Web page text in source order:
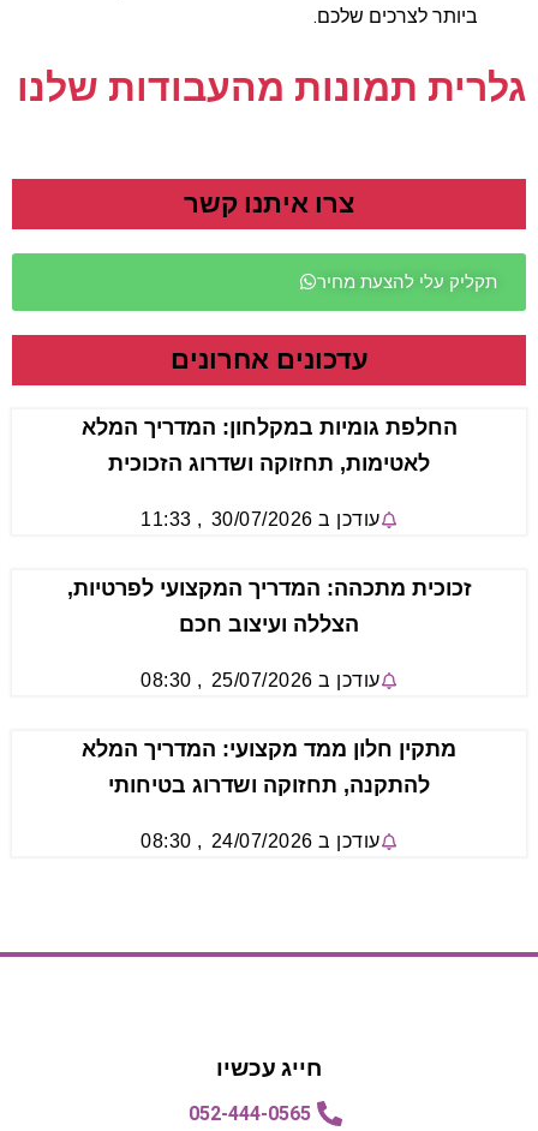
ביותר לצרכים שלכם.
גלרית תמונות מהעבודות שלנו
צרו איתנו קשר
תקליק עלי להצעת מחיר
עדכונים אחרונים
החלפת גומיות במקלחון: המדריך המלא
לאטימות, תחזוקה ושדרוג הזכוכית
עודכן ב 30/07/2026
,
11:33
זכוכית מתכהה: המדריך המקצועי לפרטיות,
הצללה ועיצוב חכם
עודכן ב 25/07/2026
,
08:30
מתקין חלון ממד מקצועי: המדריך המלא
להתקנה, תחזוקה ושדרוג בטיחותי
עודכן ב 24/07/2026
,
08:30
חייג עכשיו
052-444-0565